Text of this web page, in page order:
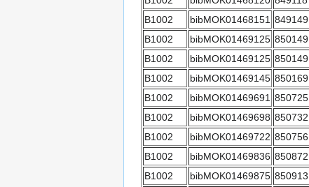
B1002
bibMOK01468151 849149
B1002
bibMOK01469125 850149
B1002
bibMOK01469125 850149
B1002
bibMOK01469145 850169
B1002
bibMOK01469691 850725
B1002
bibMOK01469698 850732
B1002
bibMOK01469722 850756
B1002
bibMOK01469836 850872
B1002
bibMOK01469875 850913